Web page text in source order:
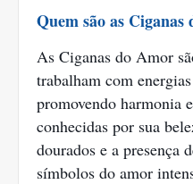
Quem são as Ciganas
As Ciganas do Amor
trabalham com
promovendo harmonia
conhecidas por sua
dourados e a presença
símbolos do amor